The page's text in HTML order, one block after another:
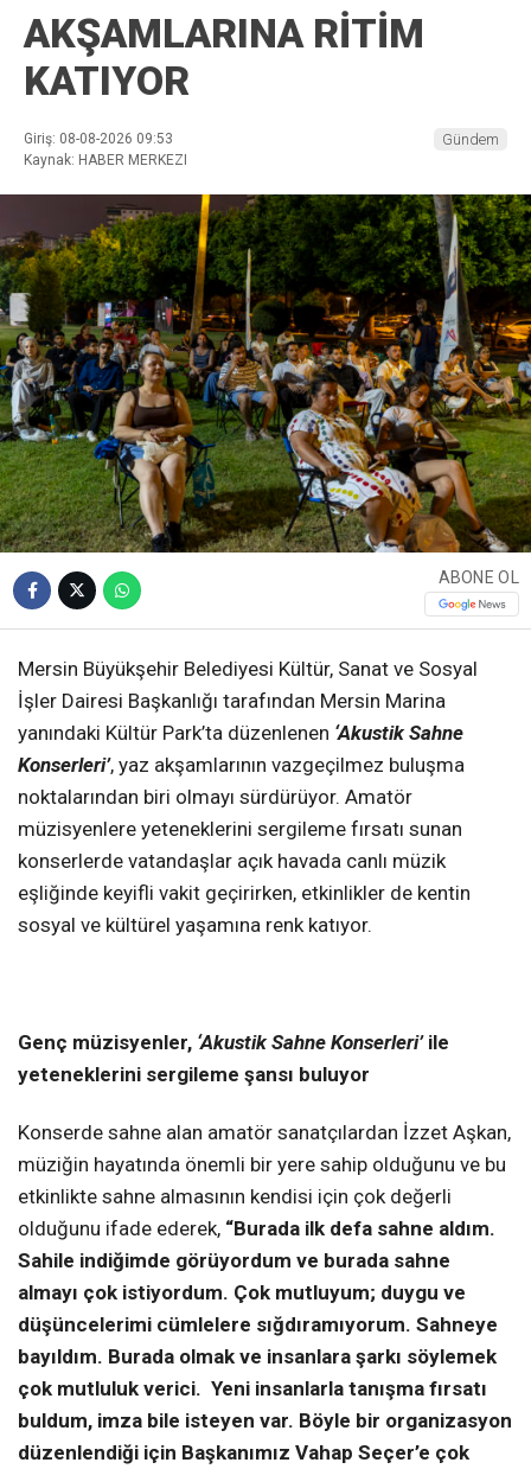
AKŞAMLARINA RİTİM
KATIYOR
Giriş: 08-08-2026 09:53
Kaynak: HABER MERKEZI
Gündem
ABONE OL
Mersin Büyükşehir Belediyesi Kültür, Sanat ve Sosyal
İşler Dairesi Başkanlığı tarafından Mersin Marina
yanındaki Kültür Park’ta düzenlenen ‘Akustik Sahne
Konserleri’, yaz akşamlarının vazgeçilmez buluşma
noktalarından biri olmayı sürdürüyor. Amatör
müzisyenlere yeteneklerini sergileme fırsatı sunan
konserlerde vatandaşlar açık havada canlı müzik
eşliğinde keyifli vakit geçirirken, etkinlikler de kentin
sosyal ve kültürel yaşamına renk katıyor.
Genç müzisyenler, ‘Akustik Sahne Konserleri’ile
yeteneklerini sergileme şansı buluyor
Konserde sahne alan amatör sanatçılardan İzzet Aşkan,
müziğin hayatında önemli bir yere sahip olduğunu ve bu
etkinlikte sahne almasının kendisi için çok değerli
olduğunu ifade ederek, “Burada ilk defa sahne aldım.
Sahile indiğimde görüyordum ve burada sahne
almayı çok istiyordum. Çok mutluyum; duygu ve
düşüncelerimi cümlelere sığdıramıyorum. Sahneye
bayıldım. Burada olmak ve insanlara şarkı söylemek
çok mutluluk verici. Yeni insanlarla tanışma fırsatı
buldum, imza bile isteyen var. Böyle bir organizasyon
düzenlendiği için Başkanımız Vahap Seçer’e çok